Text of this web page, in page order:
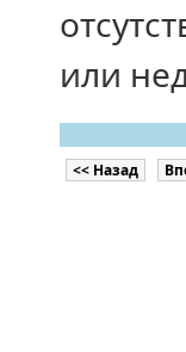
или
<< Назад